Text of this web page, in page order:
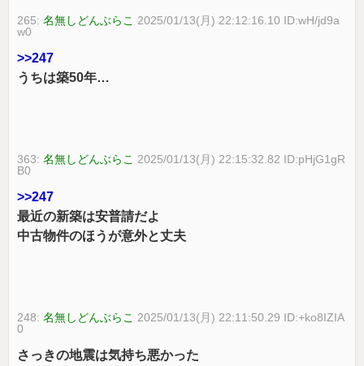
265:名無しどんぶらこ 2025/01/13(月) 22:12:16.10 ID:wH/jd9a
w0
>>247
うちは築50年…
363:名無しどんぶらこ 2025/01/13(月) 22:15:32.82 ID:pHjG1gR
B0
>>247
最近の新築は安普請だよ
中古物件のほうが意外と丈夫
248:名無しどんぶらこ 2025/01/13(月) 22:11:50.29 ID:+ko8IZIA
0
さっきの地震は気持ち悪かった